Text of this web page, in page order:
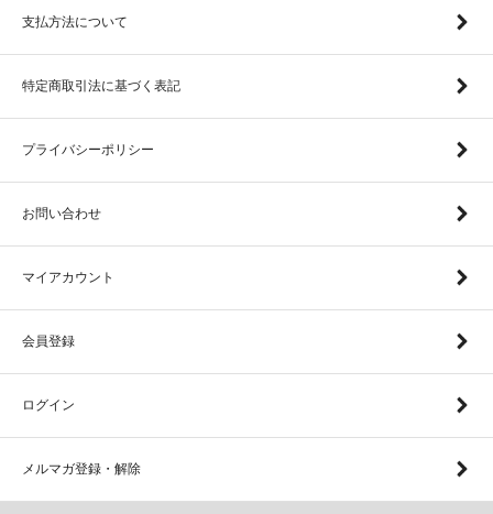
支払方法について
特定商取引法に基づく表記
プライバシーポリシー
お問い合わせ
マイアカウント
会員登録
ログイン
メルマガ登録・解除